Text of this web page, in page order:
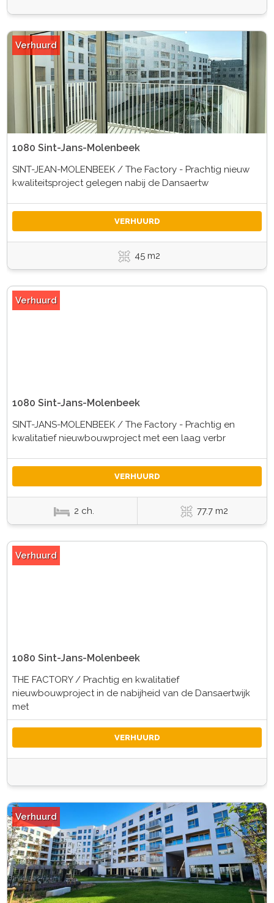
Verhuurd
1080 Sint-Jans-Molenbeek
SINT-JEAN-MOLENBEEK / The Factory - Prachtig nieuw
kwaliteitsproject gelegen nabij de Dansaertw
VERHUURD
45 m2
Verhuurd
1080 Sint-Jans-Molenbeek
SINT-JANS-MOLENBEEK / The Factory - Prachtig en
kwalitatief nieuwbouwproject met een laag verbr
VERHUURD
2 ch. 77.7 m2
Verhuurd
1080 Sint-Jans-Molenbeek
THE FACTORY / Prachtig en kwalitatief
nieuwbouwproject in de nabijheid van de Dansaertwijk
met
VERHUURD
Verhuurd